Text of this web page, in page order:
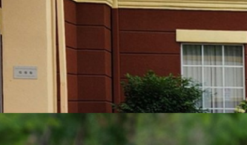
องบอกว่าที่ประเทศจีนทิศทางเริ่มเบนไปทางรถไฮบริดมากขึ้น เหตุที่
แต่ตอบโจทย์การใช้งานมากกว่า ทั้งยังรักษาอัตราสิ้นเปลืองเชื้อเพลิง
World Record ล่าสุด ที่ยกให้รถไฮบริดรุ่น Toyota Prius เป็นรถ
Toyota Prius LE คันนี้ขับขี่โดยเวยน์ การ์เดส (Wayne Gerdes) ที่ขับ
เมืองลอสแอนเจลิสชายฝั่งตะวันตกไปจนถึงเมืองนิวยอร์กฝั่งตะวันออก
ะมาณ 5,100 กม.) ผ่านเทือกเขาสูงระดับ 7,000 ฟุตเหนือระดับน้ำ
ซลเซียส โดยเขาสามารถทำสถิติอัตราสิ้นเปลืองน้ำมันที่ 93.158 ไมล์
Prius เปิดตัวอย่างเป็นทางการในปี 1997 ในฐานะรถยนต์ไฮ
2000) เป็นเวลากว่า 2 ทศวรรษแล้วที่ Prius เผยโฉมต่อสาธารณชน
ago